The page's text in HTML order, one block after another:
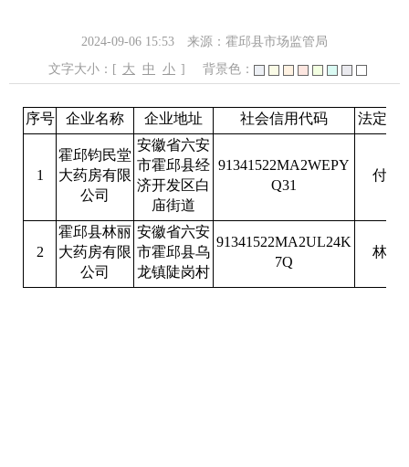
2024-09-06 15:53
来源：霍邱县市场监管局
文字大小：[ 大 中 小 ] 背景色：
序号 企业名称 企业地址 社会信用代码 法定代
1
霍邱钧民堂
大药房有限
公司
安徽省六安
市霍邱县经
济开发区白
庙街道
91341522MA2WEPY
Q31
付友
2
霍邱县林丽
大药房有限
公司
安徽省六安
市霍邱县乌
龙镇陡岗村
91341522MA2UL24K
7Q
林运